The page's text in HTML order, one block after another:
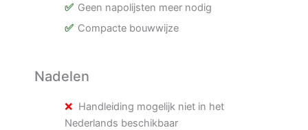
Geen napolijsten meer nodig
Compacte bouwwijze
Nadelen
Handleiding mogelijk niet in het
Nederlands beschikbaar